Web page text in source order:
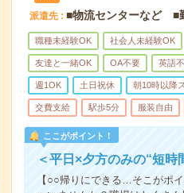
派遣先 ■物流センターなど ■
職種未経験OK 社会人未経験OK
友達と一緒OK OA不要 英語
週1OK 土日祝休 朝10時以降
交費支給 駅歩5分 服装自由
ここがポイント！
＜平日×夕方のみの“短
【○○帰りにできる…そこがポ